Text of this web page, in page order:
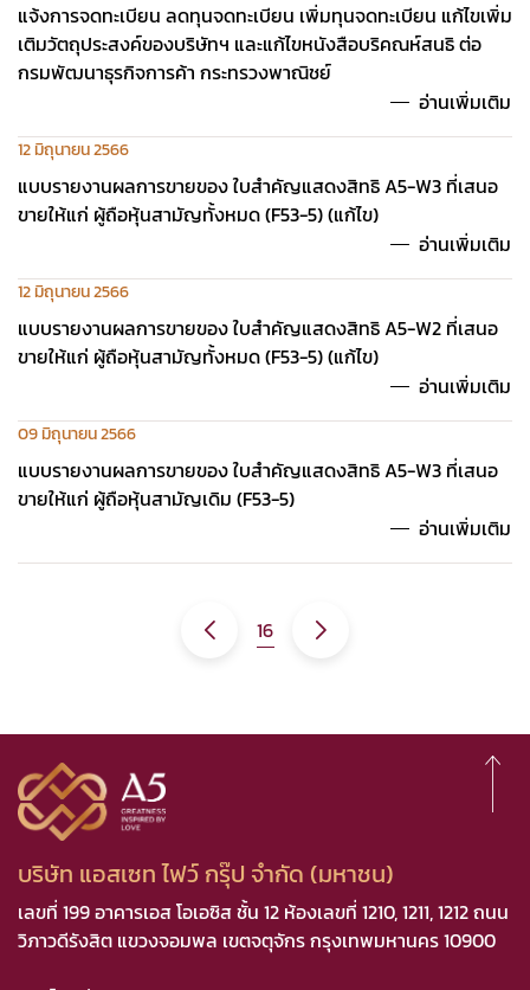
แจ้งการจดทะเบียน ลดทุนจดทะเบียน เพิ่มทุนจดทะเบียน แก้ไขเพิ่ม
เติมวัตถุประสงค์ของบริษัทฯ และแก้ไขหนังสือบริคณห์สนธิ ต่อ
กรมพัฒนาธุรกิจการค้า กระทรวงพาณิชย์
อ่านเพิ่มเติม
12 มิถุนายน 2566
แบบรายงานผลการขายของ ใบสำคัญแสดงสิทธิ A5-W3 ที่เสนอ
ขายให้แก่ ผู้ถือหุ้นสามัญทั้งหมด (F53-5) (แก้ไข)
อ่านเพิ่มเติม
12 มิถุนายน 2566
แบบรายงานผลการขายของ ใบสำคัญแสดงสิทธิ A5-W2 ที่เสนอ
ขายให้แก่ ผู้ถือหุ้นสามัญทั้งหมด (F53-5) (แก้ไข)
อ่านเพิ่มเติม
09 มิถุนายน 2566
แบบรายงานผลการขายของ ใบสำคัญแสดงสิทธิ A5-W3 ที่เสนอ
ขายให้แก่ ผู้ถือหุ้นสามัญเดิม (F53-5)
อ่านเพิ่มเติม
16
บริษัท แอสเซท ไฟว์ กรุ๊ป จำกัด (มหาชน)
เลขที่ 199 อาคารเอส โอเอซิส ชั้น 12 ห้องเลขที่ 1210, 1211, 1212 ถนน
วิภาวดีรังสิต แขวงจอมพล เขตจตุจักร กรุงเทพมหานคร 10900